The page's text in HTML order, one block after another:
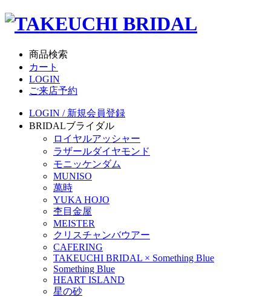
商品検索
カート
LOGIN
ご来店予約
LOGIN / 新規会員登録
BRIDALブライダル
ロイヤルアッシャー
ラザールダイヤモンド
モニッケンダム
MUNISO
萬時
YUKA HOJO
杢目金屋
MEISTER
クリスチャンバウアー
CAFERING
TAKEUCHI BRIDAL × Something Blue
Something Blue
HEART ISLAND
星の砂